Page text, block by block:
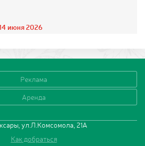
июня 2026
Реклама
Аренда
ул.Л.Комсомола, 21А
Как добраться